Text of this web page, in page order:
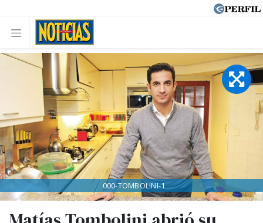
000-TOMBOLINI-1